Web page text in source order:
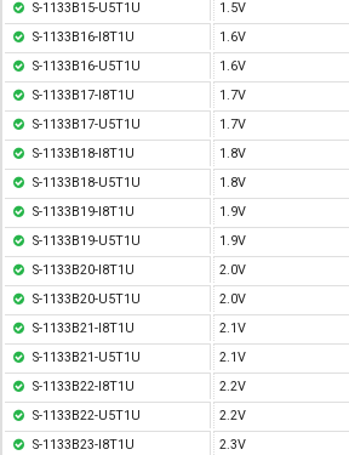
S-1133B15-U5T1U
1.5V
S-1133B16-I8T1U
1.6V
S-1133B16-U5T1U
1.6V
S-1133B17-I8T1U
1.7V
S-1133B17-U5T1U
1.7V
S-1133B18-I8T1U
1.8V
S-1133B18-U5T1U
1.8V
S-1133B19-I8T1U
1.9V
S-1133B19-U5T1U
1.9V
S-1133B20-I8T1U
2.0V
S-1133B20-U5T1U
2.0V
S-1133B21-I8T1U
2.1V
S-1133B21-U5T1U
2.1V
S-1133B22-I8T1U
2.2V
S-1133B22-U5T1U
2.2V
S-1133B23-I8T1U
2.3V